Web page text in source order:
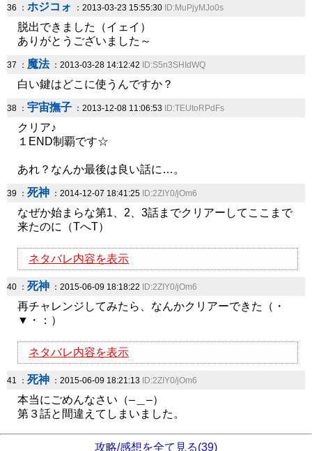
36 ： ホジコォ ：2013-03-23 15:55:30 ID:MuPjyMJo0s
脱出できました（イェイ）
ありがとうございました～
37 ： 魔法：2013-03-28 14:12:42 ID:S5n3SHIdWQ
白い鍵はどこに使うんですか？
38 ： 宇宙撫子 ：2013-12-08 11:06:53 ID:TEUtoRPdFs
クリア♪
１END制覇です☆
あれ？なんか最後は良い話に…。
39 ： 死神 ：2014-12-07 18:41:25 ID:2ZIY0/jOm6
なぜか始まらな第1、2、3話までクリアーしてここまで
来たのに（TへT）
ネタバレ内容を表示
40 ： 死神 ：2015-06-09 18:18:22 ID:2ZIY0/jOm6
再チャレンジしてみたら、なんかクリアーできた（・
▼・：）
ネタバレ内容を表示
41 ： 死神 ：2015-06-09 18:21:13 ID:2ZIY0/jOm6
本当にごめんなさい（–＿–）
第３話と間違えてしまいました。
攻略/感想を全て見る(39)